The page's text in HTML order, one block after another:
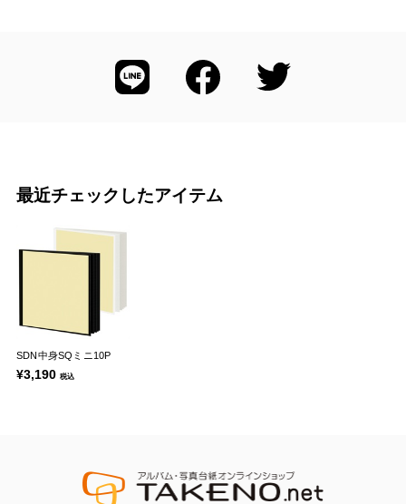
最近チェックしたアイテム
SDN中身SQミニ10P
¥3,190 税込